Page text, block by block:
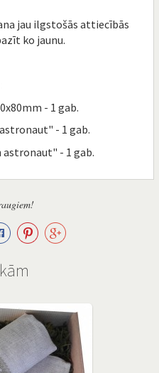
jau ilgstošās attiecībās
ko jaunu.
- 1 gab.
- 1 gab.
astronaut" - 1 gab.